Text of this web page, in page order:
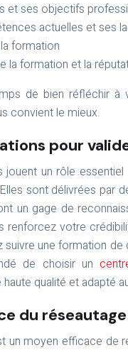
et ses objectifs
actuelles et ses
formation
la formation et la
de bien réfléchir
convient le mieux.
pour
jouent un rôle
sont délivrées par
un gage de
renforcez votre
suivre une formation
de choisir un
qualité et adapté
du
un moyen efficace de